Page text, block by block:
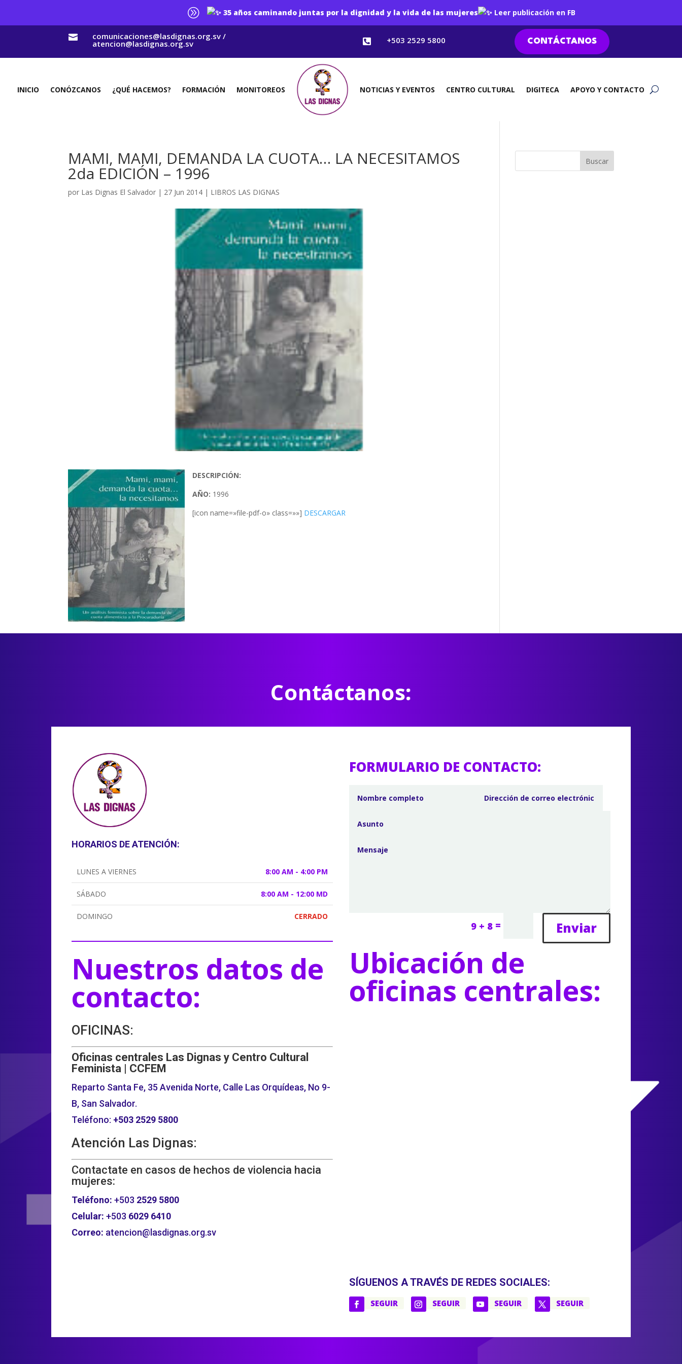
A 35 años caminando juntas por la dignidad y la vida de las mujeres Leer publicación en FB
 comunicaciones@lasdignas.org.sv /
atencion@lasdignas.org.sv  +503 2529 5800 CONTÁCTANOS
INICIO CONÓZCANOS ¿QUÉ HACEMOS? FORMACIÓN MONITOREOS NOTICIAS Y EVENTOS CENTRO CULTURAL DIGITECA APOYO Y CONTACTO
MAMI, MAMI, DEMANDA LA CUOTA… LA NECESITAMOS
2da EDICIÓN – 1996
por Las Dignas El Salvador | 27 Jun 2014 | LIBROS LAS DIGNAS
DESCRIPCIÓN:
AÑO: 1996
[icon name=»file-pdf-o» class=»»] DESCARGAR
Contáctanos:
HORARIOS DE ATENCIÓN:
LUNES A VIERNES 8:00 AM - 4:00 PM
SÁBADO 8:00 AM - 12:00 MD
DOMINGO CERRADO
Nuestros datos de
contacto:
OFICINAS:
Oficinas centrales Las Dignas y Centro Cultural
Feminista | CCFEM
Reparto Santa Fe, 35 Avenida Norte, Calle Las Orquídeas, No 9-
B, San Salvador.
Teléfono: +503 2529 5800
Atención Las Dignas:
Contactate en casos de hechos de violencia hacia
mujeres:
Teléfono: +503 2529 5800
Celular: +503 6029 6410
Correo: atencion@lasdignas.org.sv
FORMULARIO DE CONTACTO:
9 + 8 = Enviar
Ubicación de
oficinas centrales:
SÍGUENOS A TRAVÉS DE REDES SOCIALES:
SEGUIR SEGUIR SEGUIR SEGUIR